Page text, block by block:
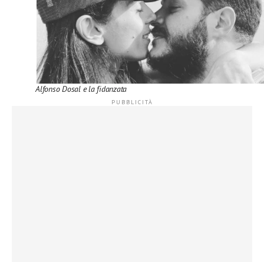
Alfonso Dosal e la fidanzata